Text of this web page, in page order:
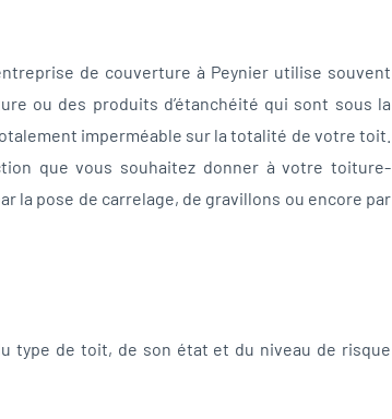
de couverture à Peynier utilise souvent
ou des produits d’étanchéité qui sont sous la
imperméable sur la totalité de votre toit.
que vous souhaitez donner à votre toiture-
la pose de carrelage, de gravillons ou encore par
type de toit, de son état et du niveau de risque